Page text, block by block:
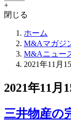
+
閉じる
ホーム
M&Aマガジ
M&Aニュー
2021年11月
2021年11
三井物産の